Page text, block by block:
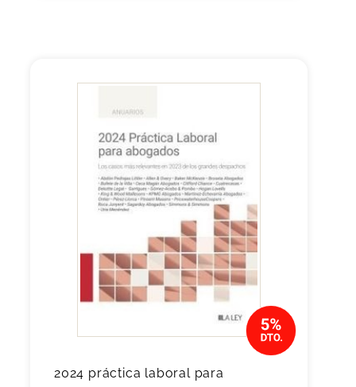
2024 práctica laboral para